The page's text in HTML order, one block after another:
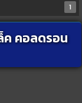
1
ค คอลดรอน